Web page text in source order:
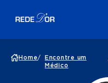
Home/
Encontre um
Médico